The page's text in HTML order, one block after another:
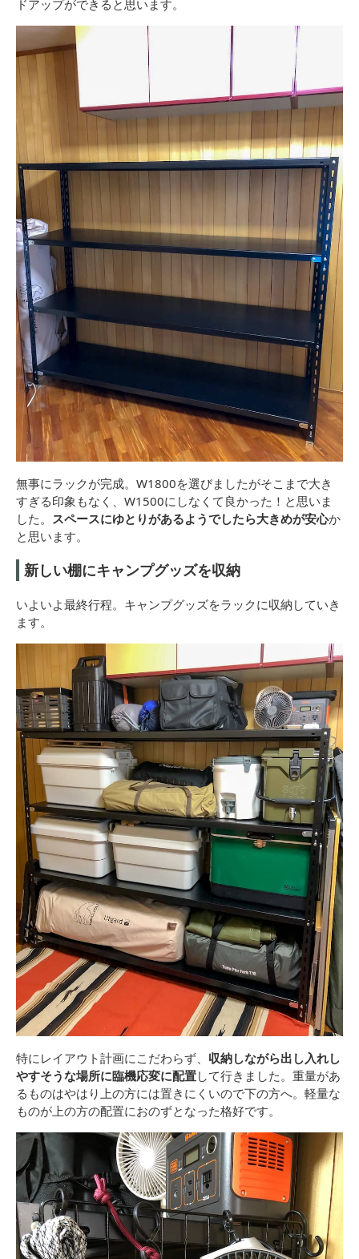
ドアップができると思います。
無事にラックが完成。W1800を選びましたがそこまで大き
すぎる印象もなく、W1500にしなくて良かった！と思いま
した。 スペースにゆとりがあるようでしたら大きめが安心か
と思います。
新しい棚にキャンプグッズを収納
いよいよ最終行程。キャンプグッズをラックに収納していき
ます。
特にレイアウト計画にこだわらず、 収納しながら出し入れし
やすそうな場所に臨機応変に配置して行きました。重量があ
るものはやはり上の方には置きにくいので下の方へ。軽量な
ものが上の方の配置におのずとなった格好です。